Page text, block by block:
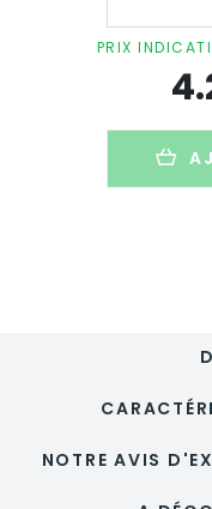
plant
d'arbre
-
PRIX
NOTRE AVIS